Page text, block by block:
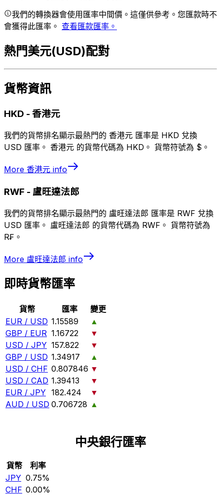
我們的轉換器會使用匯率中間價。這僅供參考。您匯款時不
會獲得此匯率。 查看匯款匯率。
熱門美元(USD)配對
貨幣資訊
HKD - 香港元
我們的貨幣排名顯示最熱門的 香港元 匯率是 HKD 兌換
USD 匯率。 香港元 的貨幣代碼為 HKD。 貨幣符號為 $。
More 香港元 info
RWF - 盧旺達法郎
我們的貨幣排名顯示最熱門的 盧旺達法郎 匯率是 RWF 兌換
USD 匯率。 盧旺達法郎 的貨幣代碼為 RWF。 貨幣符號為
R₣。
More 盧旺達法郎 info
即時貨幣匯率
貨幣 匯率
變更
EUR / USD 1.15589
▲
GBP / EUR 1.16722
▼
USD / JPY 157.822
▼
GBP / USD 1.34917
▲
USD / CHF 0.807846 ▼
USD / CAD 1.39413
▼
EUR / JPY 182.424
▼
AUD / USD 0.706728 ▲
中央銀行匯率
貨幣
利率
JPY 0.75%
CHF 0.00%